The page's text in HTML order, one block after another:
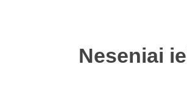
Neseniai